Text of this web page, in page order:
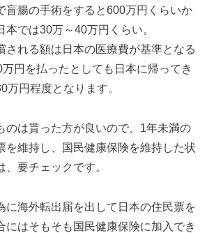
盲腸の手術をすると600万円くらいか
では30万～40万円くらい。
される額は日本の医療費が基準となる
円を払ったとしても日本に帰ってき
万円程度となります。
のは貰った方が良いので、1年未満の
を維持し、国民健康保険を維持した状
要チェックです。
に海外転出届を出して日本の住民票を
にはそもそも国民健康保険に加入でき